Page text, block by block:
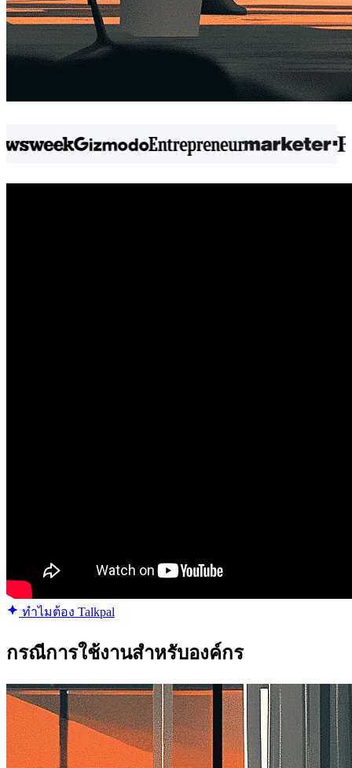
ทำไมต้อง Talkpal
กรณีการใช้งานสำหรับองค์กร